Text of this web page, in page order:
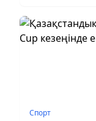
Спорт